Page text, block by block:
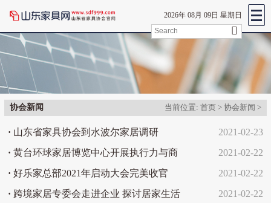
2026年 08月 09日 星期日
协会新闻 当前位置:首页 >协会新闻 >
· 山东省家具协会到水波尔家居调研
2021-02-23
· 黄台环球家居博览中心开展执行力与商
务礼仪培训活动
2021-02-22
· 好乐家总部2021年启动大会完美收官
2021-02-22
· 跨境家居专委会走进企业 探讨居家生活
2021-02-22